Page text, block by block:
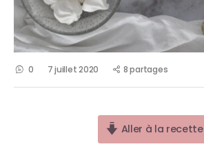
0 7 juillet 2020 8 partages
Aller à la recette